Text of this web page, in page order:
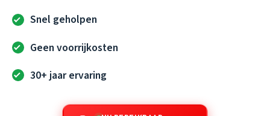
Snel geholpen
Geen voorrijkosten
30+ jaar ervaring